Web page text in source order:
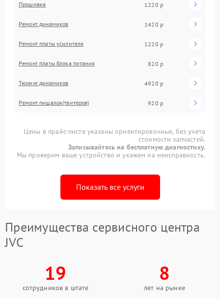
Прошивка 1220 р
Ремонт динамиков 1420 р
Ремонт платы усилителя 1220 р
Ремонт платы блока питания 820 р
Тюнинг динамиков 4920 р
Ремонт пищалок(твитеров) 920 р
Цены в прайс-листе указаны ориентировочные, без учета
стоимости запчастей.
Записывайтесь на бесплатную диагностику.
Мы проверим ваше устройство и укажем на неисправность.
Показать все услуги
Преимущества сервисного центра
JVC
19
сотрудников в штате
8
лет на рынке